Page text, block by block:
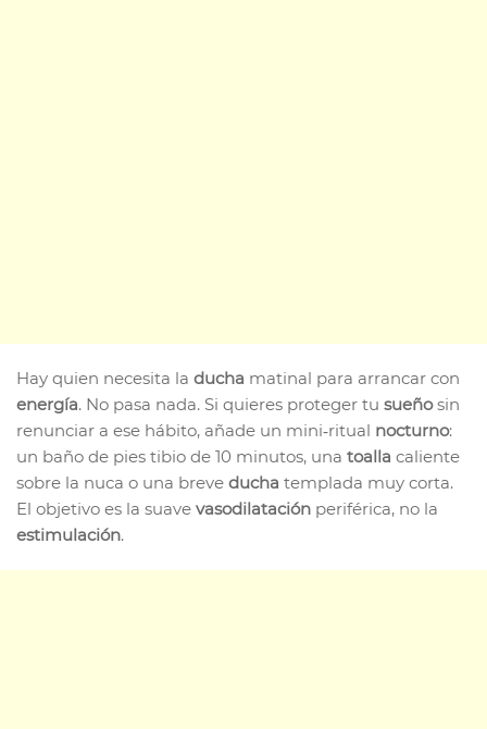
Hay quien necesita la ducha matinal para arrancar con
energía. No pasa nada. Si quieres proteger tu sueñosin
renunciar a ese hábito, añade un mini‑ritual nocturno:
un baño de pies tibio de 10 minutos, una toalla caliente
sobre la nuca o una breve ducha templada muy corta.
El objetivo es la suave vasodilatación periférica, no la
estimulación.